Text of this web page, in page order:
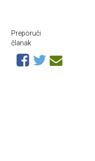
Preporuči
članak